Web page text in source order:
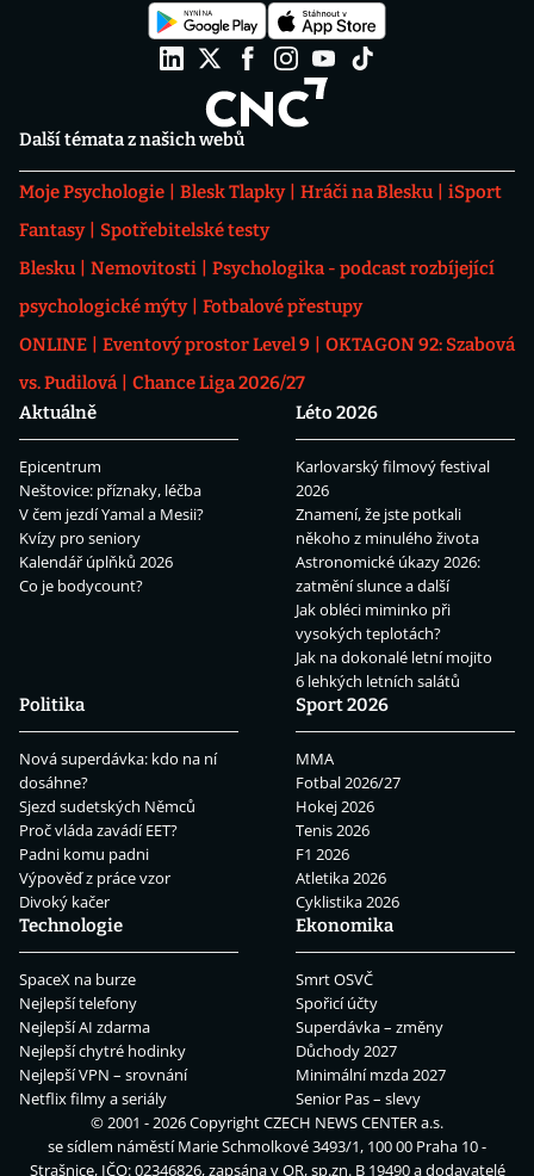
Další témata z našich webů
Moje Psychologie Blesk Tlapky Hráči na Blesku
iSport
Fantasy
Spotřebitelské testy
Blesku
Nemovitosti
Psychologika - podcast rozbíjející
psychologické mýty
Fotbalové přestupy
ONLINE
Eventový prostor Level 9
OKTAGON 92: Szabová
vs. Pudilová
Chance Liga 2026/27
Aktuálně
Epicentrum
Neštovice: příznaky, léčba
V čem jezdí Yamal a Mesii?
Kvízy pro seniory
Kalendář úplňků 2026
Co je bodycount?
Léto 2026
Karlovarský filmový festival
2026
Znamení, že jste potkali
někoho z minulého života
Astronomické úkazy 2026:
zatmění slunce a další
Jak obléci miminko při
vysokých teplotách?
Jak na dokonalé letní mojito
6 lehkých letních salátů
Politika
Nová superdávka: kdo na ní
dosáhne?
Sjezd sudetských Němců
Proč vláda zavádí EET?
Padni komu padni
Výpověď z práce vzor
Divoký kačer
Sport 2026
MMA
Fotbal 2026/27
Hokej 2026
Tenis 2026
F1 2026
Atletika 2026
Cyklistika 2026
Technologie
SpaceX na burze
Nejlepší telefony
Nejlepší AI zdarma
Nejlepší chytré hodinky
Nejlepší VPN – srovnání
Netflix filmy a seriály
Ekonomika
Smrt OSVČ
Spořicí účty
Superdávka – změny
Důchody 2027
Minimální mzda 2027
Senior Pas – slevy
© 2001 - 2026 CopyrightCZECH NEWS CENTER a.s.
se sídlem náměstí Marie Schmolkové 3493/1, 100 00 Praha 10 -
Strašnice, IČO: 02346826, zapsána v OR, sp.zn. B 19490 a dodavatelé